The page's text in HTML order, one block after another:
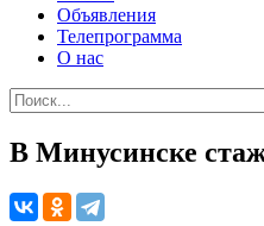
Объявления
Телепрограмма
О нас
В Минусинске